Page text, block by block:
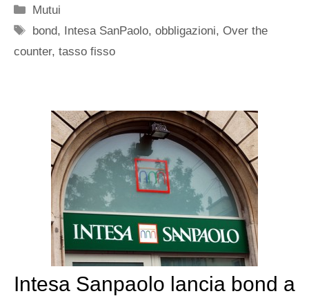
Categorie
Mutui
Tag
bond, Intesa SanPaolo,obbligazioni,Over the
counter, tasso fisso
Intesa Sanpaolo lancia bond a